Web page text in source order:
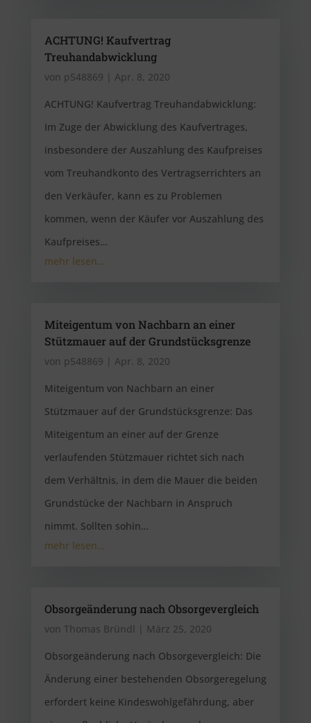
ACHTUNG! Kaufvertrag
Treuhandabwicklung
von p548869 Apr. 8, 2020
ACHTUNG! Kaufvertrag Treuhandabwicklung:
Im Zuge der Abwicklung des Kaufvertrages,
insbesondere der Auszahlung des Kaufpreises
vom Treuhandkonto des Vertragserrichters an
den Verkäufer, kann es zu Problemen
kommen, wenn der Käufer vor Auszahlung des
Kaufpreises…
mehr lesen…
Miteigentum von Nachbarn an einer
Stützmauer auf der Grundstücksgrenze
von p548869 Apr. 8, 2020
Miteigentum von Nachbarn an einer
Stützmauer auf der Grundstücksgrenze: Das
Miteigentum an einer auf der Grenze
verlaufenden Stützmauer richtet sich nach
dem Verhältnis, in dem die Mauer die beiden
Grundstücke der Nachbarn in Anspruch
nimmt. Sollten sohin…
mehr lesen…
Obsorgeänderung nach Obsorgevergleich
von Thomas Bründl März 25, 2020
Obsorgeänderung nach Obsorgevergleich: Die
Änderung einer bestehenden Obsorgeregelung
erfordert keine Kindeswohlgefährdung, aber